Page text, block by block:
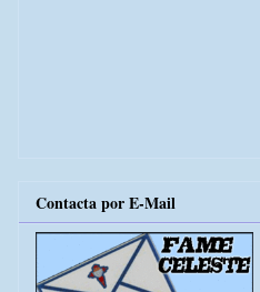
Contacta por E-Mail